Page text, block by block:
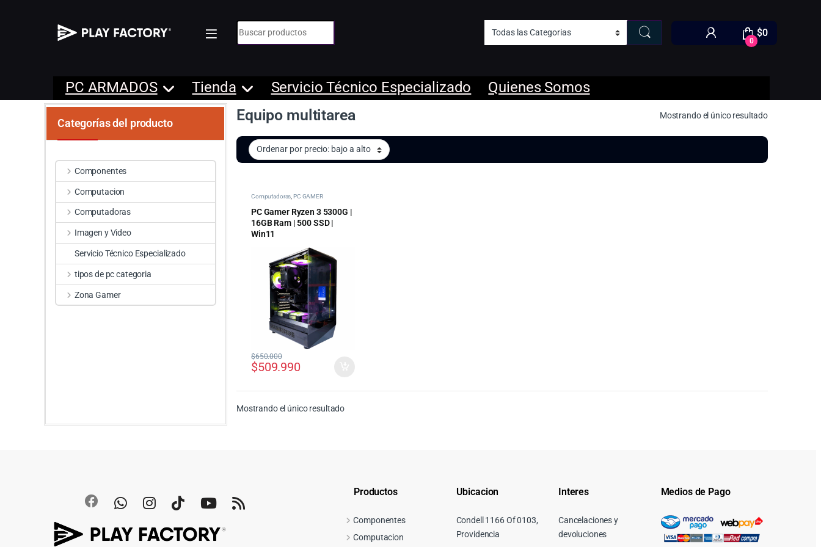
Búsqueda de:
0
$0
PC ARMADOS Tienda Servicio Técnico Especializado Quienes Somos
Equipo multitarea Mostrando el único resultado
Computadoras, PC GAMER
PC Gamer Ryzen 3 5300G |
16GB Ram | 500 SSD |
Win11
$509.990
$650.000
Mostrando el único resultado
Categorías del producto
Componentes
Computacion
Computadoras
Imagen y Video
Servicio Técnico Especializado
tipos de pc categoria
Zona Gamer
Productos
Componentes
Computacion
Ubicacion
Condell 1166 Of 0103,
Providencia
Interes
Cancelaciones y
devoluciones
Medios de Pago